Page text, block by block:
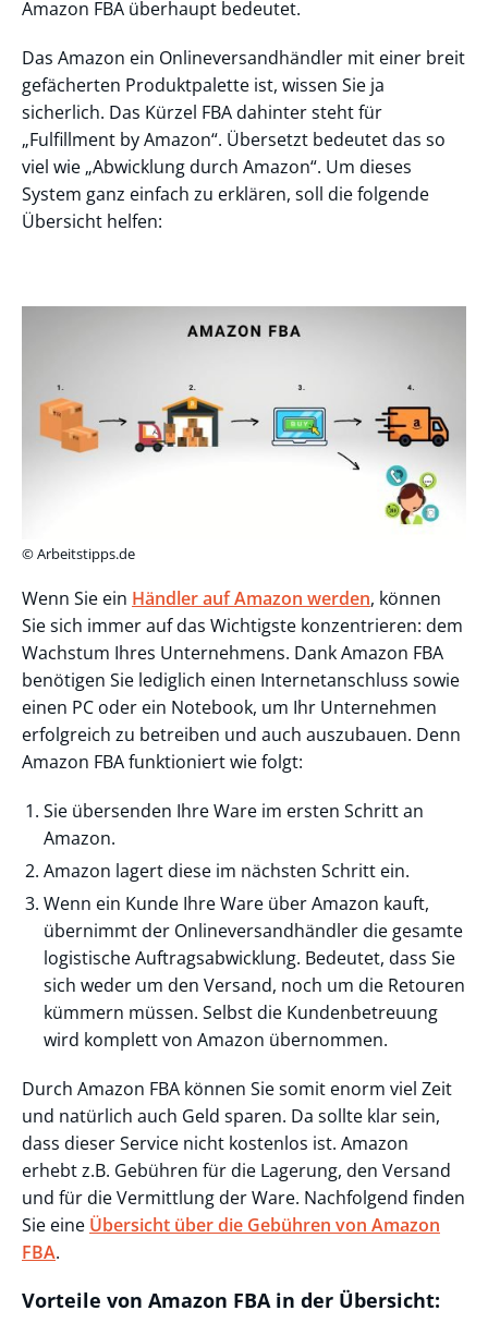
Amazon FBA überhaupt bedeutet.
Das Amazon ein Onlineversandhändler mit einer breit
gefächerten Produktpalette ist, wissen Sie ja
sicherlich. Das Kürzel FBA dahinter steht für
„Fulfillment by Amazon“. Übersetzt bedeutet das so
viel wie „Abwicklung durch Amazon“. Um dieses
System ganz einfach zu erklären, soll die folgende
Übersicht helfen:
© Arbeitstipps.de
Wenn Sie ein Händler auf Amazon werden, können
Sie sich immer auf das Wichtigste konzentrieren: dem
Wachstum Ihres Unternehmens. Dank Amazon FBA
benötigen Sie lediglich einen Internetanschluss sowie
einen PC oder ein Notebook, um Ihr Unternehmen
erfolgreich zu betreiben und auch auszubauen. Denn
Amazon FBA funktioniert wie folgt:
Sie übersenden Ihre Ware im ersten Schritt an
Amazon.
Amazon lagert diese im nächsten Schritt ein.
Wenn ein Kunde Ihre Ware über Amazon kauft,
übernimmt der Onlineversandhändler die gesamte
logistische Auftragsabwicklung. Bedeutet, dass Sie
sich weder um den Versand, noch um die Retouren
kümmern müssen. Selbst die Kundenbetreuung
wird komplett von Amazon übernommen.
Durch Amazon FBA können Sie somit enorm viel Zeit
und natürlich auch Geld sparen. Da sollte klar sein,
dass dieser Service nicht kostenlos ist. Amazon
erhebt z.B. Gebühren für die Lagerung, den Versand
und für die Vermittlung der Ware. Nachfolgend finden
Sie eine Übersicht über die Gebühren von Amazon
FBA.
Vorteile von Amazon FBA in der Übersicht: